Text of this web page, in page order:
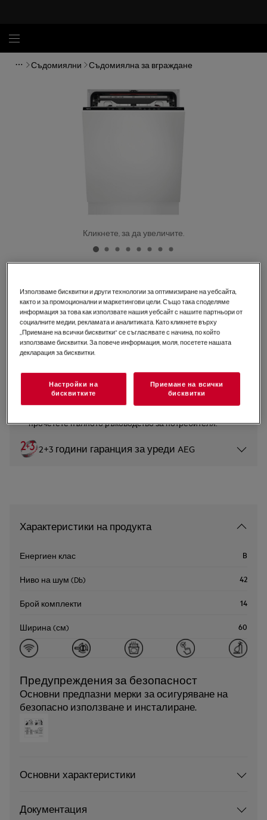
Съдомиялни Съдомиялна за вграждане
Кликнете, за да увеличите.
Съдомиялна 7000 GlassCare 60
cm
5 (2)
Инструкциите за безопасност и предупрежденията за
безопасност съгласно регламент на ЕС 2023/988 са
изброени в глава 1 и 2 на ръководството за
прочетете пълното ръководство за потребителя.
2+3 години гаранция за уреди AEG
Характеристики на продукта
Енергиен клас B
Ниво на шум (Db) 42
Брой комплекти 14
Ширина (см) 60
Предупреждения за безопасност
Основни предпазни мерки за осигуряване на
безопасно използване и инсталиране.
Основни характеристики
Документация
Използваме бисквитки и други технологии за оптимизиране на уебсайта,
както и за промоционални и маркетингови цели. Също така споделяме
информация за това как използвате нашия уебсайт с нашите партньори от
социалните медии, рекламата и аналитиката. Като кликнете върху
„Приемане на всички бисквитки“ се съгласявате с начина, по който
използваме бисквитки. За повече информация, моля, посетете нашата
декларация за бисквитки.
Настройки на
бисквитките
Приемане на всички
бисквитки